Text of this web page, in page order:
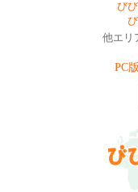
び
他エリ
PC版